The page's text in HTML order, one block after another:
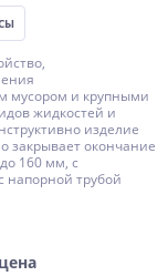
мусором и крупными
жидкостей и
изделие
закрывает окончание
160 мм, с
трубой